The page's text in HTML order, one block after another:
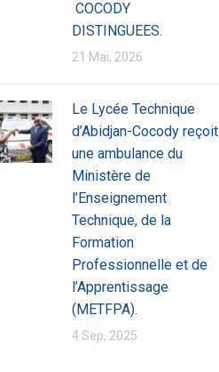
COCODY
DISTINGUEES.
21 Mai, 2026
Le Lycée Technique
d’Abidjan-Cocody reçoit
une ambulance du
Ministère de
l’Enseignement
Technique, de la
Formation
Professionnelle et de
l’Apprentissage
(METFPA).
4 Sep, 2025